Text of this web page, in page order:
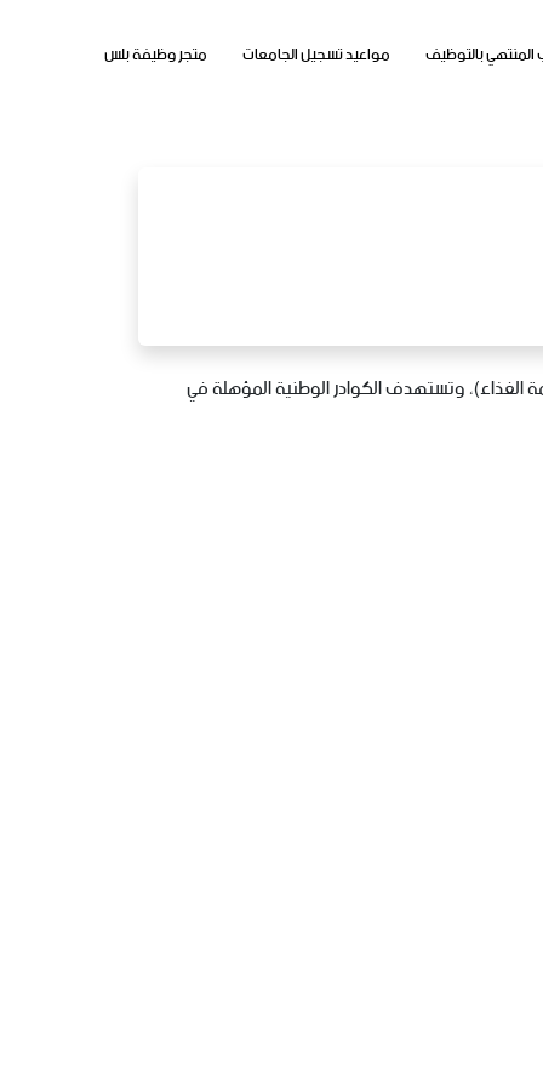
بالتوظيف مواعيد تسجيل الجامعات متجر وظيفة بلس
وتستهدف الكوادر الوطنية المؤهلة في